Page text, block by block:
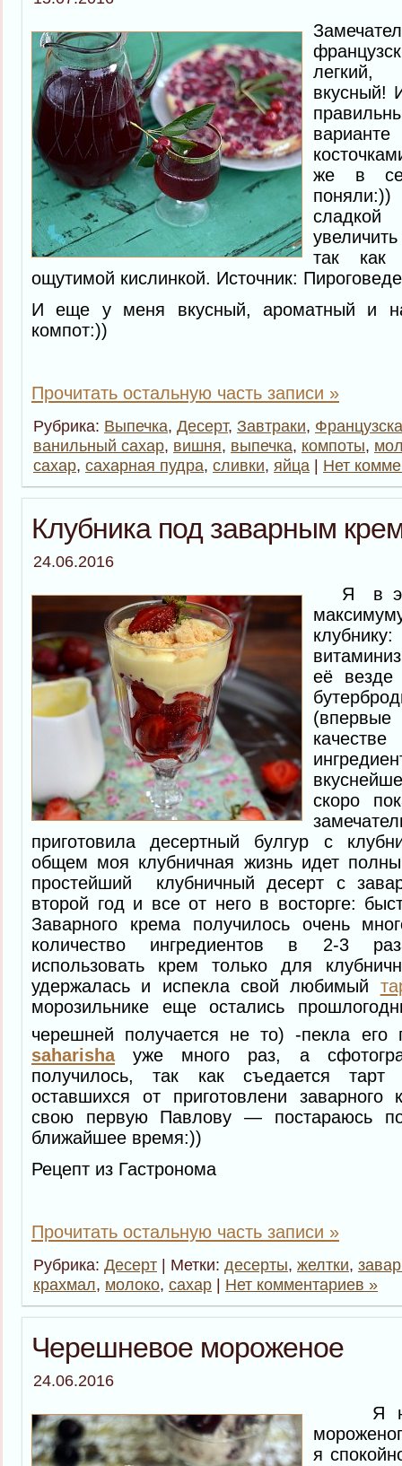
вкусный!
же в
сладкой
так как
ощутимой кислинкой. Источник:
И еще у меня вкусный, ароматный и
компот:))
Прочитать остальную часть записи »
Рубрика: Выпечка, Десерт, Завтраки,
ванильный сахар, вишня, выпечка, компоты,
сахар, сахарная пудра, сливки, яйца | Нет
Клубника под заварным
24.06.2016
Я в
её
скоро
приготовила десертный булгур с
общем моя клубничная жизнь идет
простейший клубничный десерт с
второй год и все от него в восторге:
Заварного крема получилось очень
количество ингредиентов в 2-3
использовать крем только для
удержалась и испекла свой любимый
морозильнике еще остались
черешней получается не то) -пекла
saharishaуже много раз, а
получилось, так как съедается
оставшихся от приготовлени заварного
свою первую Павлову — постараюсь
ближайшее время:))
Рецепт из Гастронома
Прочитать остальную часть записи »
Рубрика: Десерт | Метки: десерты, желтки,
крахмал, молоко, сахар | Нет комментариев »
Черешневое мороженое
24.06.2016
Я не
я